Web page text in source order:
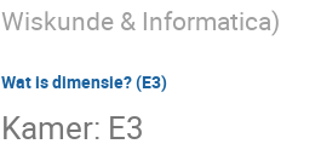
Wiskunde & Informatica)
Wat is dimensie? (E3)
Kamer: E3